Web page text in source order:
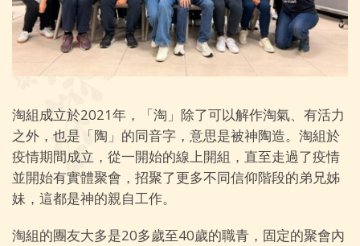
淘組成立於2021年，「淘」除了可以解作淘氣、有活力
之外，也是「陶」的同音字，意思是被神陶造。淘組於
疫情期間成立，從一開始的線上開組，直至走過了疫情
並開始有實體聚會，招聚了更多不同信仰階段的弟兄姊
妹，這都是神的親自工作。
淘組的團友大多是20多歲至40歲的職青，固定的聚會內